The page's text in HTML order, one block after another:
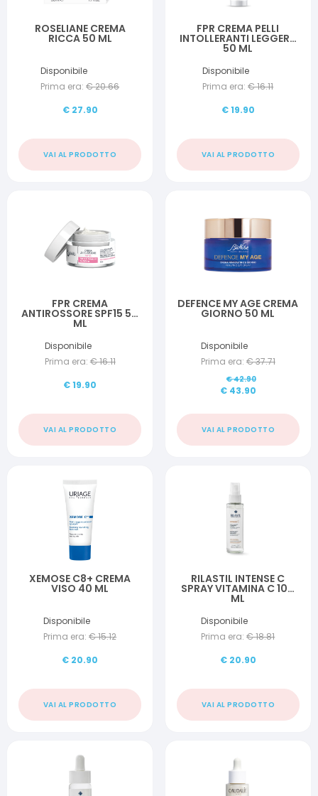
ROSELIANE CREMA
RICCA 50 ML
Disponibile
Prima era: €20.66
€ 27.90
VAI AL PRODOTTO
FPR CREMA PELLI
INTOLLERANTI LEGGERA
50 ML
Disponibile
Prima era: €16.11
€19.90
VAI AL PRODOTTO
FPR CREMA
ANTIROSSORE SPF15 50
ML
Disponibile
Prima era: €16.11
€19.90
VAI AL PRODOTTO
DEFENCE MY AGE CREMA
GIORNO 50 ML
Disponibile
Prima era: €37.71
€42.90
€ 43.90
VAI AL PRODOTTO
XEMOSE C8+ CREMA
VISO 40 ML
Disponibile
Prima era: €15.12
€ 20.90
VAI AL PRODOTTO
RILASTIL INTENSE C
SPRAY VITAMINA C 100
ML
Disponibile
Prima era: €18.81
€ 20.90
VAI AL PRODOTTO